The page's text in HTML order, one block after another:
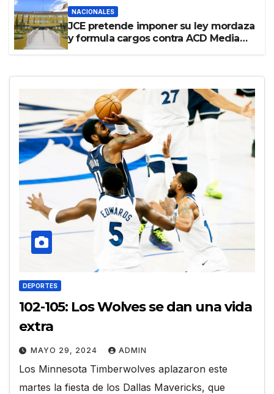
NACIONALES
JCE pretende imponer su ley mordaza
y formula cargos contra ACD Media
DEPORTES
102-105: Los Wolves se dan una vida
extra
MAYO 29, 2024 ADMIN
Los Minnesota Timberwolves aplazaron este
martes la fiesta de los Dallas Mavericks, que